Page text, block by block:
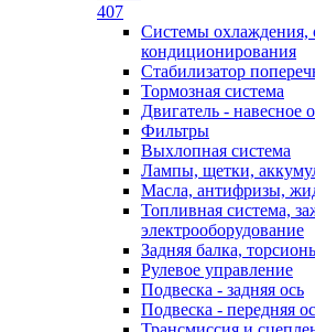
407
Системы охлаждения,
кондиционирования
Стабилизатор
Тормозная система
Двигатель - навесное
Фильтры
Выхлопная система
Лампы, щетки,
Масла, антифризы,
Топливная система,
электрооборудование
Задняя балка,
Рулевое управление
Подвеска - задняя ось
Подвеска - передняя